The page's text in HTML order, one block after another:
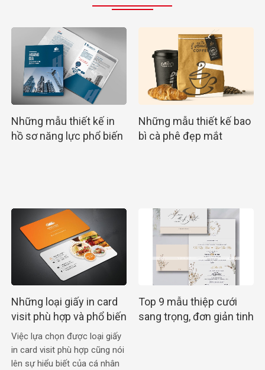
Những mẫu thiết kế in
hồ sơ năng lực phổ biến
Những mẫu thiết kế bao
bì cà phê đẹp mắt
Những loại giấy in card
visit phù hợp và phổ biến
nhất
Việc lựa chọn được loại giấy
in card visit phù hợp cũng nói
lên sự hiểu biết của cá nhân
Top 9 mẫu thiệp cưới
sang trọng, đơn giản tinh